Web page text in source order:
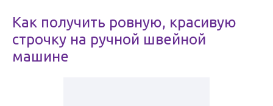
Как получить ровную, красивую
строчку на ручной швейной
машине